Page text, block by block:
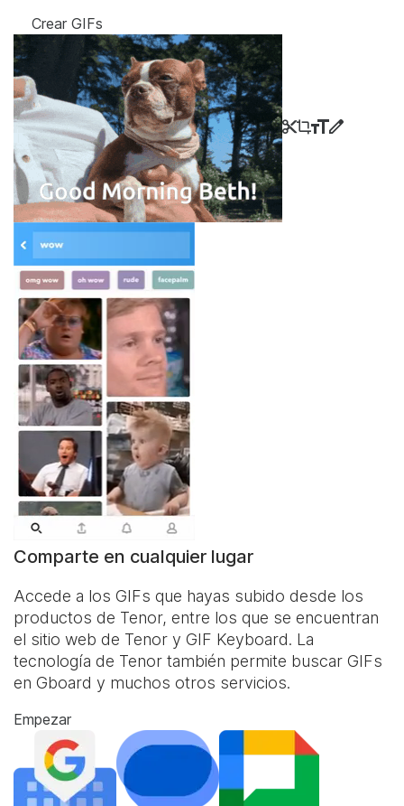
Crear GIFs
Comparte en cualquier lugar
Accede a los GIFs que hayas subido desde los
productos de Tenor, entre los que se encuentran
el sitio web de Tenor y GIF Keyboard. La
tecnología de Tenor también permite buscar GIFs
en Gboard y muchos otros servicios.
Empezar